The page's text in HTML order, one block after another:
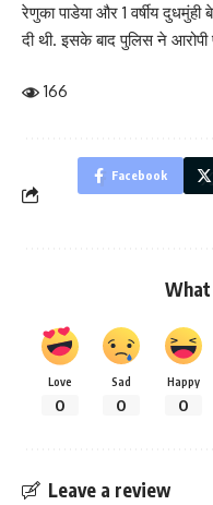
रेणुका पाडेया और 1 वर्षीय दुधमुंही
दी थी. इसके बाद पुलिस ने आरोपी
166
Facebook
Love
0
Sad
0
Happy
0
Leave a review